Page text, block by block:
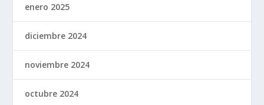
enero 2025
diciembre 2024
noviembre 2024
octubre 2024